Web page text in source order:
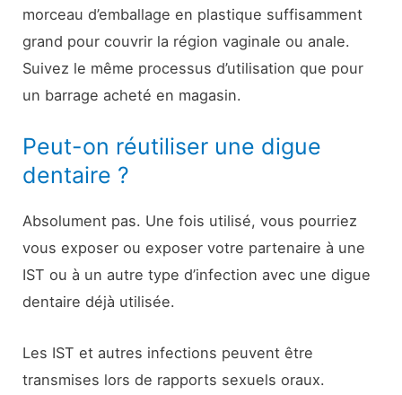
morceau d’emballage en plastique suffisamment
grand pour couvrir la région vaginale ou anale.
Suivez le même processus d’utilisation que pour
un barrage acheté en magasin.
Peut-on réutiliser une digue
dentaire ?
Absolument pas. Une fois utilisé, vous pourriez
vous exposer ou exposer votre partenaire à une
IST ou à un autre type d’infection avec une digue
dentaire déjà utilisée.
Les IST et autres infections peuvent être
transmises lors de rapports sexuels oraux.